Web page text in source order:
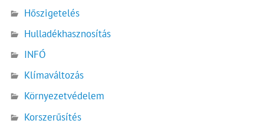
Hőszigetelés
Hulladékhasznosítás
INFÓ
Klímaváltozás
Környezetvédelem
Korszerűsítés